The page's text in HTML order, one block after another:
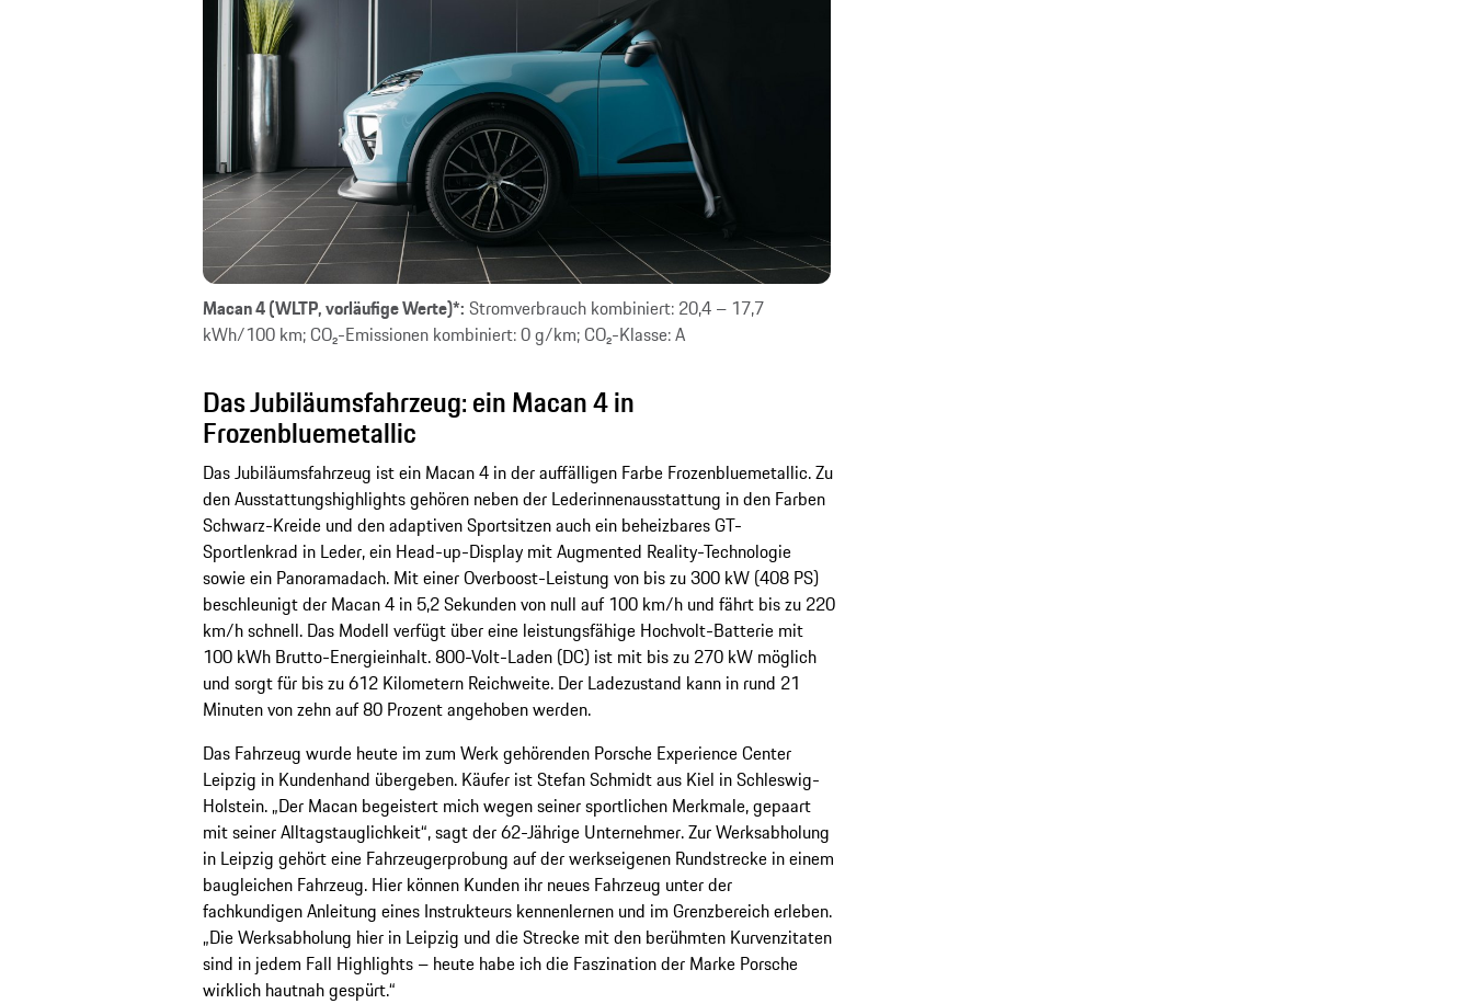
Macan 4 (WLTP, vorläufige Werte)*: Stromverbrauch kombiniert: 20,4 – 17,7
kWh/100 km; CO₂-Emissionen kombiniert: 0 g/km; CO₂-Klasse: A
Das Jubiläumsfahrzeug: ein Macan 4 in
Frozenbluemetallic
Das Jubiläumsfahrzeug ist ein Macan 4 in der auffälligen Farbe Frozenbluemetallic. Zu
den Ausstattungshighlights gehören neben der Lederinnenausstattung in den Farben
Schwarz-Kreide und den adaptiven Sportsitzen auch ein beheizbares GT-
Sportlenkrad in Leder, ein Head-up-Display mit Augmented Reality-Technologie
sowie ein Panoramadach. Mit einer Overboost-Leistung von bis zu 300 kW (408 PS)
beschleunigt der Macan 4 in 5,2 Sekunden von null auf 100 km/h und fährt bis zu 220
km/h schnell. Das Modell verfügt über eine leistungsfähige Hochvolt-Batterie mit
100 kWh Brutto-Energieinhalt. 800-Volt-Laden (DC) ist mit bis zu 270 kW möglich
und sorgt für bis zu 612 Kilometern Reichweite. Der Ladezustand kann in rund 21
Minuten von zehn auf 80 Prozent angehoben werden.
Das Fahrzeug wurde heute im zum Werk gehörenden Porsche Experience Center
Leipzig in Kundenhand übergeben. Käufer ist Stefan Schmidt aus Kiel in Schleswig-
Holstein. „Der Macan begeistert mich wegen seiner sportlichen Merkmale, gepaart
mit seiner Alltagstauglichkeit“, sagt der 62-Jährige Unternehmer. Zur Werksabholung
in Leipzig gehört eine Fahrzeugerprobung auf der werkseigenen Rundstrecke in einem
baugleichen Fahrzeug. Hier können Kunden ihr neues Fahrzeug unter der
fachkundigen Anleitung eines Instrukteurs kennenlernen und im Grenzbereich erleben.
„Die Werksabholung hier in Leipzig und die Strecke mit den berühmten Kurvenzitaten
sind in jedem Fall Highlights – heute habe ich die Faszination der Marke Porsche
wirklich hautnah gespürt.“